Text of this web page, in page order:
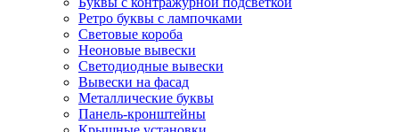
Ретро буквы с лампочками
Световые короба
Неоновые вывески
Светодиодные вывески
Вывески на фасад
Металлические буквы
Панель-кронштейны